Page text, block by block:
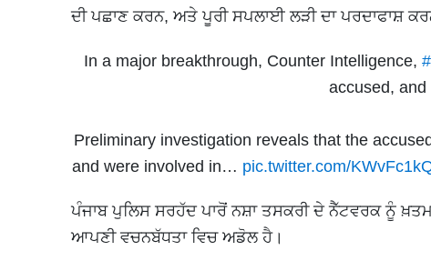
ਦੀ ਪਛਾਣ ਕਰਨ, ਅਤੇ ਪੂਰੀ ਸਪਲਾਈ ਲੜੀ ਦਾ ਪਰਦਾਫਾਸ਼
In a major breakthrough, Counter Intelligence,
accused,
Preliminary investigation reveals that the
and were involved in… pic.twitter.com/
ਪੰਜਾਬ ਪੁਲਿਸ ਸਰਹੱਦ ਪਾਰੋਂ ਨਸ਼ਾ ਤਸਕਰੀ ਦੇ ਨੈੱਟਵਰਕ ਨੂੰ
ਆਪਣੀ ਵਚਨਬੱਧਤਾ ਵਿਚ ਅਡੋਲ ਹੈ।